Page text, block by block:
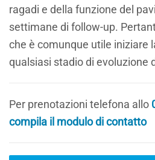
ragadi e della funzione del
settimane di follow-up.
che è comunque utile iniziare
qualsiasi stadio di evoluzione
Per prenotazioni telefona allo
compila il modulo di contatto